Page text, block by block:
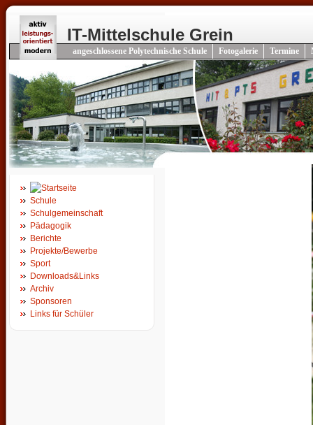
IT-Mittelschule Grein
angeschlossene Polytechnische Schule Fotogalerie Termine
Schule
Schulgemeinschaft
Pädagogik
Berichte
Projekte/Bewerbe
Sport
Downloads&Links
Archiv
Sponsoren
Links für Schüler